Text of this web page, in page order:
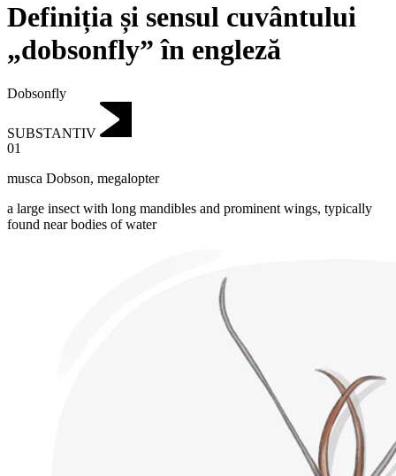
Definiția și sensul cuvântului
„dobsonfly” în engleză
Dobsonfly
SUBSTANTIV
01
musca Dobson, megalopter
a large insect with long mandibles and prominent wings, typically
found near bodies of water